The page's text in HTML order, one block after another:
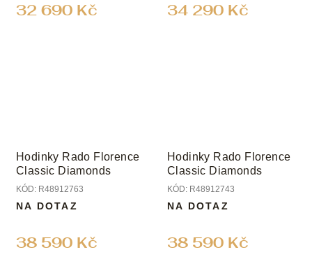
32 690 Kč 34 290 Kč
Hodinky Rado Florence
Classic Diamonds
KÓD: R48912763
38 590 Kč
NA DOTAZ
Hodinky Rado Florence
Classic Diamonds
KÓD: R48912743
38 590 Kč
NA DOTAZ